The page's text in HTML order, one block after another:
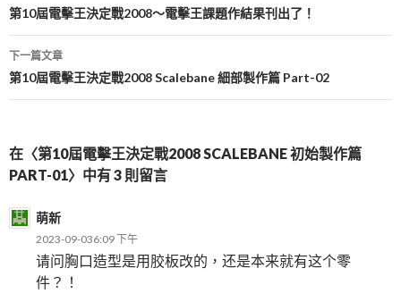
章
導
覽
第10屆電擊王決定戰2008～電擊王課題作結果刊出了！
下一篇文章
第10屆電擊王決定戰2008 Scalebane 細部製作篇 Part-02
在〈第10屆電擊王決定戰2008 SCALEBANE 初始製作篇
PART-01〉中有 3 則留言
萌新
2023-09-036:09 下午
请问胸口造型是用胶板改的，还是本来就有这个零
件？！